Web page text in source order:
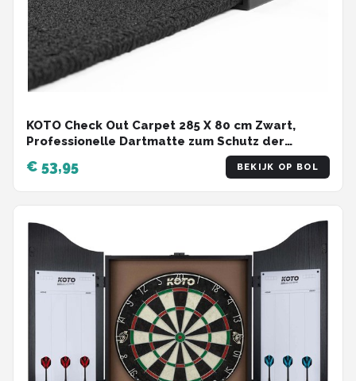
KOTO Check Out Carpet 285 X 80 cm Zwart,
Professionelle Dartmatte zum Schutz der
Dartpijl, Met Score-Indikation & Oche, Die
Rechenhilfe Macht Ihnen das Rechnen Einfacher!
€ 53,95 BEKIJK OP BOL